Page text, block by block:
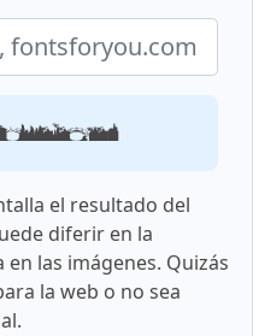
el resultado del
diferir en la
las imágenes. Quizás
la web o no sea